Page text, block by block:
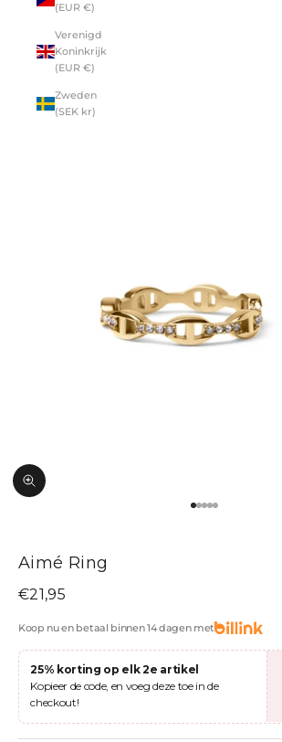
(EUR €)
Verenigd
Koninkrijk
(EUR €)
Zweden
(SEK kr)
In-/uitzoomen
Naar artikel 1
Naar artikel 2
Naar artikel 3
Naar artikel 4
Naar artikel 5
Aimé Ring
Aanbiedingsprijs
€21,95
Koop nu en betaal binnen 14 dagen met
25% korting op elk 2e artikel
Kopieer de code, en voeg deze toe in de
checkout!